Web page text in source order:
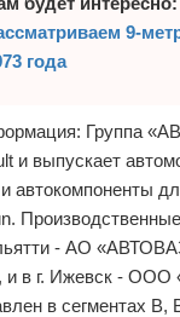
9-
года
Группа
и выпускает
автокомпоненты
- АО
в г. Ижевск - ООО
в сегментах В,